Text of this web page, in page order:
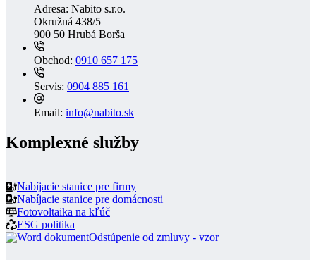
Adresa: Nabito s.r.o.
Okružná 438/5
900 50 Hrubá Borša
Obchod: 0910 657 175
Servis: 0904 885 161
Email: info@nabito.sk
Komplexné služby
Nabíjacie stanice pre firmy
Nabíjacie stanice pre domácnosti
Fotovoltaika na kľúč
ESG politika
Odstúpenie od zmluvy - vzor